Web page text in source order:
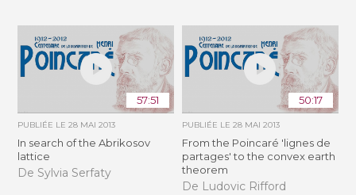
57:51
PUBLIÉE LE28 MAI 2013
In search of the Abrikosov
lattice
De Sylvia Serfaty
50:17
PUBLIÉE LE 28 MAI 2013
From the Poincaré 'lignes de
partages' to the convex earth
theorem
De Ludovic Rifford